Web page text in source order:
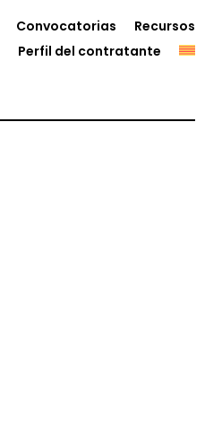
Convocatorias
Recursos
Perfil del contratante